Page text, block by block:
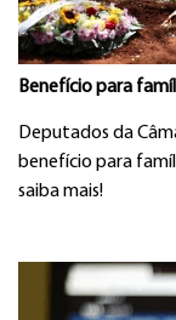
Benefício para
Deputados da
benefício para
saiba mais!